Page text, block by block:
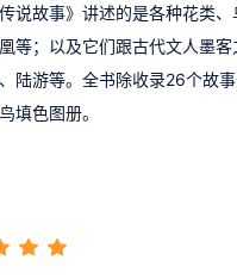
说故事》讲述的是各种花类
等；以及它们跟古代文人墨
陆游等。全书除收录26个故
填色图册。